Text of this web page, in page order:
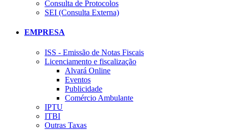
Consulta de Protocolos
SEI (Consulta Externa)
EMPRESA
ISS - Emissão de Notas Fiscais
Licenciamento e fiscalização
Alvará Online
Eventos
Publicidade
Comércio Ambulante
IPTU
ITBI
Outras Taxas